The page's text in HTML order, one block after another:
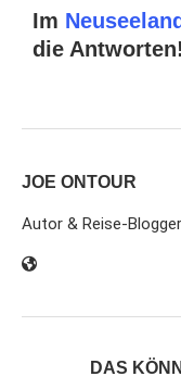
Im
die Antworten!
JOE ONTOUR
Autor & Reise-Blogger
DAS